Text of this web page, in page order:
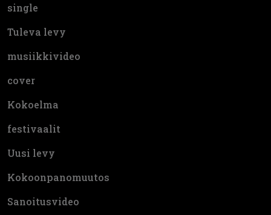
single
Tuleva levy
musiikkivideo
cover
Kokoelma
festivaalit
Uusi levy
Kokoonpanomuutos
Sanoitusvideo